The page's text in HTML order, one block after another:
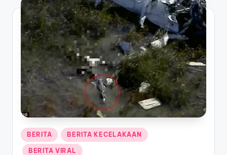
Posted
in
BERITA BERITA KECELAKAAN
BERITA VIRAL